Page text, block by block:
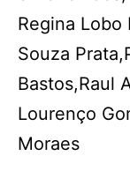
Regina
Souza
Bastos,Raul
Lourenço
Moraes